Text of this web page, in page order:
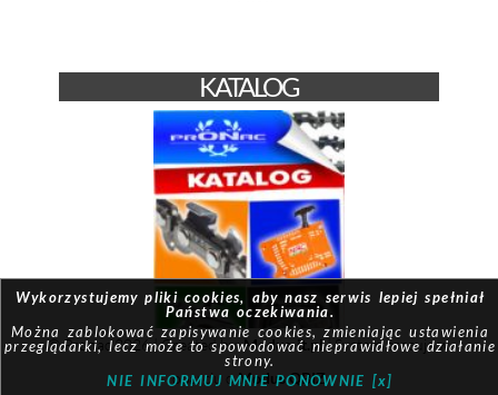
KATALOG
© Pronac 2026 | Created by:Modus-it.pl| System pracuje w
oparciu oModus QBIZ
Wykorzystujemy pliki cookies, aby nasz serwis lepiej spełniał
Państwa oczekiwania.
Można zablokować zapisywanie cookies, zmieniając ustawienia
przeglądarki, lecz może to spowodować nieprawidłowe działanie
strony.
NIE INFORMUJ MNIE PONOWNIE [x]